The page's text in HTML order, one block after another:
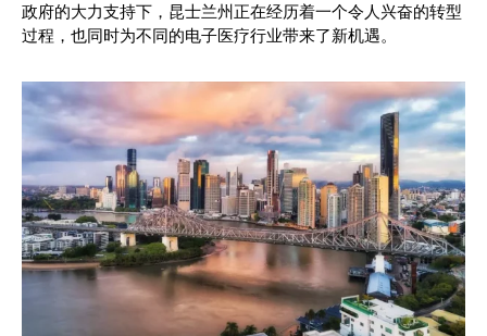
政府的大力支持下，昆士兰州正在经历着一个令人兴奋的转型
过程，也同时为不同的电子医疗行业带来了新机遇。